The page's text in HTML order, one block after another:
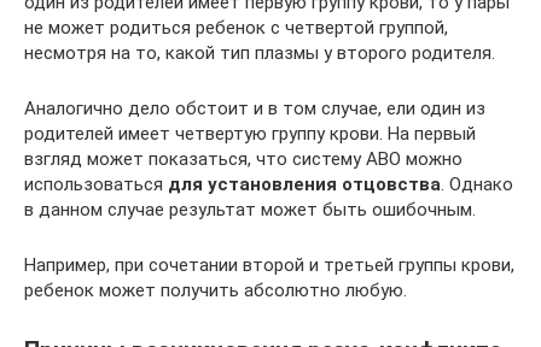
не может родиться ребенок с четвертой группой,
несмотря на то, какой тип плазмы у второго родителя.
Аналогично дело обстоит и в том случае, ели один из
родителей имеет четвертую группу крови. На первый
взгляд может показаться, что систему АВО можно
использоваться для установления отцовства. Однако
в данном случае результат может быть ошибочным.
Например, при сочетании второй и третьей группы крови,
ребенок может получить абсолютно любую.